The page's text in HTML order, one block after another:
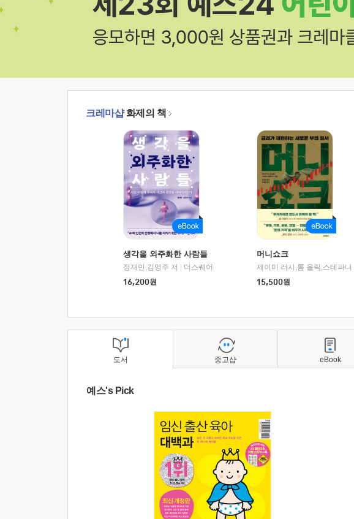
크레마샵화제의 책
생각을 외주화한 사람들
정재민,김영주 저
더스퀘어
16,200원
머니쇼크
15,500원
도서
예스's Pick
중고샵 eBook